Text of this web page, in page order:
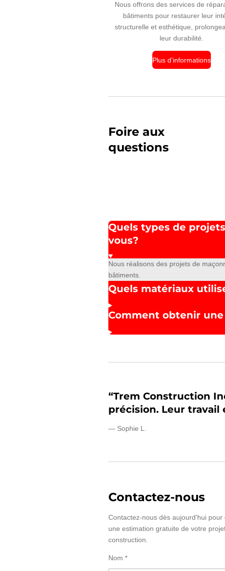
Nous offrons des services de
bâtiments pour restaurer leur
structurelle et esthétique,
leur durabilité.
Plus d'informations
Foire aux
questions
Quels types de
vous?
Nous réalisons des projets de
bâtiments.
Quels matériaux
Comment obtenir
“Trem Construction
précision. Leur travail
— Sophie L.
Contactez-nous
Contactez-nous dès aujourd'hui pour
une estimation gratuite de votre
construction.
Nom *